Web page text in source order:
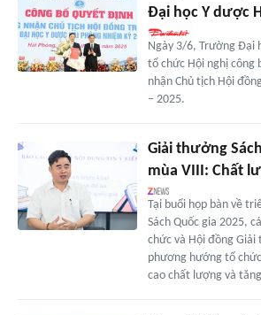
Đại học Y dược
Ngày 3/6, Trường Đại
tổ chức Hội nghị công
nhận Chủ tịch Hội
– 2025.
Giải thưởng
mùa VIII: Chất
Tại buổi họp bàn về
Sách Quốc gia 2025,
chức và Hội đồng
phương hướng tổ
cao chất lượng và